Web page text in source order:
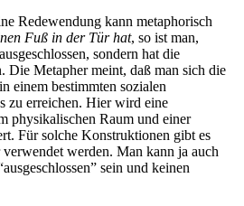
Redewendung kann metaphorisch
Fuß in der Tür hat, so ist man,
sondern hat die
Die Metapher meint, daß man sich die
einem bestimmten sozialen
zu erreichen. Hier wird eine
physikalischen Raum und einer
Für solche Konstruktionen gibt es
werden. Man kann ja auch
sein und keinen